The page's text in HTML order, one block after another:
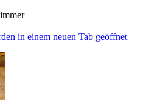
in einem neuen Tab geöffnet